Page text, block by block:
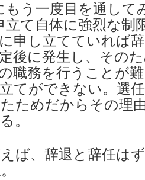
もう一度目を通して
立て自体に強烈な制
申し立てていれば
後に発生し、その
職務を行うことが
てができない。選
ためだからその理
。
ば、辞退と辞任は